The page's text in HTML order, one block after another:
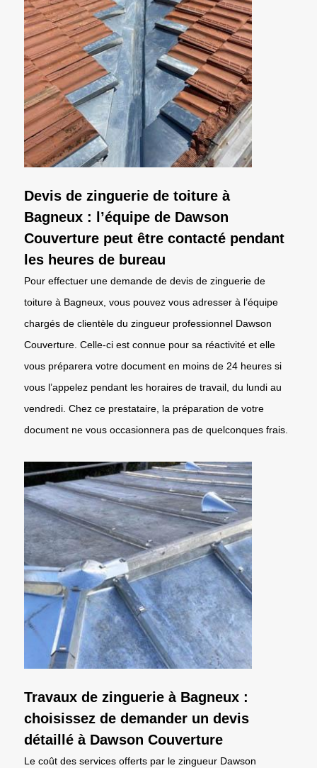
Devis de zinguerie de toiture à
Bagneux : l’équipe de Dawson
Couverture peut être contacté pendant
les heures de bureau
Pour effectuer une demande de devis de zinguerie de
toiture à Bagneux, vous pouvez vous adresser à l’équipe
chargés de clientèle du zingueur professionnel Dawson
Couverture. Celle-ci est connue pour sa réactivité et elle
vous préparera votre document en moins de 24 heures si
vous l’appelez pendant les horaires de travail, du lundi au
vendredi. Chez ce prestataire, la préparation de votre
document ne vous occasionnera pas de quelconques frais.
Travaux de zinguerie à Bagneux :
choisissez de demander un devis
détaillé à Dawson Couverture
Le coût des services offerts par le zingueur Dawson